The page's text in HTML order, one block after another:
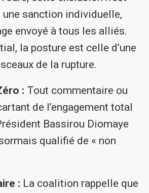
une sanction individuelle,
envoyé à tous les alliés.
la posture est celle d’une
de la rupture.
: Tout commentaire ou
de l’engagement total
Bassirou Diomaye
qualifié de « non
: La coalition rappelle que